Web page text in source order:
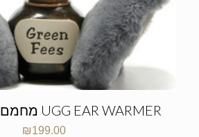
מחמם אוזניים האגג UGG EAR WARMER
₪199.00